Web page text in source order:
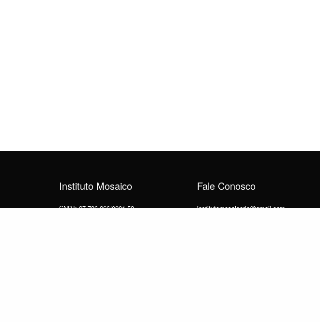
Instituto Mosaico
CNPJ: 27.736.266/0001-53
Fale Conosco
institutomosaicorio@gmail.com